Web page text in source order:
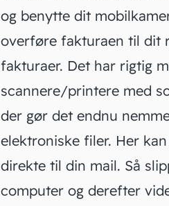
og benytte dit
overføre fakturaen til dit
fakturaer. Det har rigtig
scannere/printere med
der gør det endnu
elektroniske filer. Her
direkte til din mail. Så
computer og derefter